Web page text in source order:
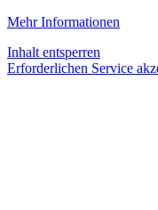
Mehr Informationen
Inhalt entsperren
Erforderlichen Service